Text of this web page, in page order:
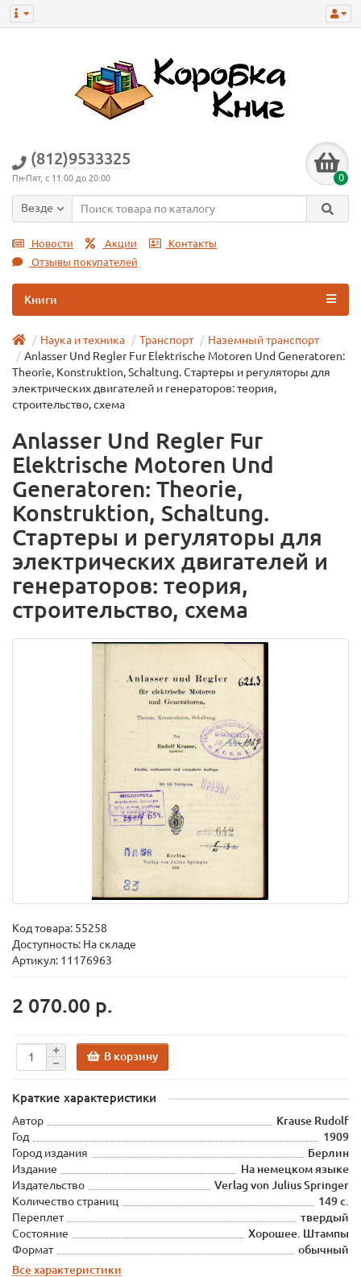
(812)9533325
Пн-Пят, с 11:00 до 20:00 0
Везде
Новости Акции
Контакты
Отзывы покупателей
Книги
Наука и техника Транспорт
Наземный транспорт
Anlasser Und Regler Fur Elektrische Motoren Und Generatoren:
Theorie, Konstruktion, Schaltung. Стартеры и регуляторы для
электрических двигателей и генераторов: теория,
строительство, схема
Anlasser Und Regler Fur
Elektrische Motoren Und
Generatoren: Theorie,
Konstruktion, Schaltung.
Стартеры и регуляторы для
электрических двигателей и
генераторов: теория,
строительство, схема
Код товара: 55258
Доступность: На складе
Артикул: 11176963
2 070.00 р.
В корзину
Краткие характеристики
Автор
Krause Rudolf
Год
1909
Город издания
Берлин
Издание
На немецком языке
Издательство
Verlag von Julius Springer
Количество страниц
149 с.
Переплет
твердый
Состояние
Хорошее. Штампы
Формат
обычный
Все характеристики